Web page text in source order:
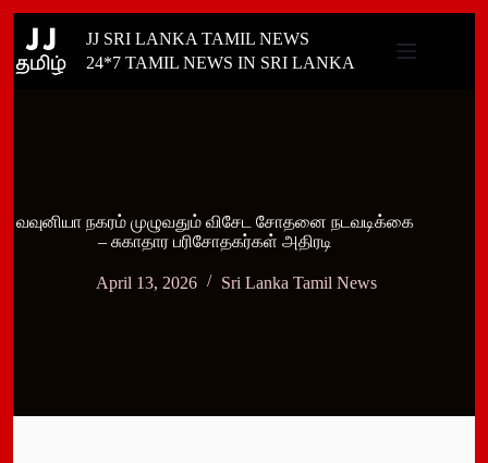
content
JJ SRI LANKA TAMIL NEWS
24*7 TAMIL NEWS IN SRI LANKA
வவுனியா நகரம் முழுவதும் விசேட சோதனை நடவடிக்கை
– சுகாதார பரிசோதகர்கள் அதிரடி
April 13, 2026 Sri Lanka Tamil News